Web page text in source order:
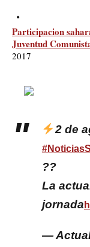
Participacion
Juventud
2017
2 de
??
La
jornada
—